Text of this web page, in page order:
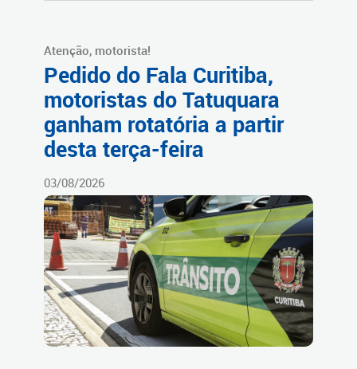
Atenção, motorista!
Pedido do Fala Curitiba,
motoristas do Tatuquara
ganham rotatória a partir
desta terça-feira
03/08/2026